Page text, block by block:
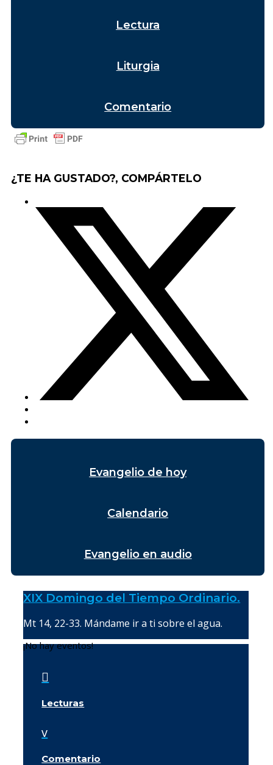
Lectura
Liturgia
Comentario
¿TE HA GUSTADO?, COMPÁRTELO
Evangelio de hoy
Calendario
Evangelio en audio
XIX Domingo del Tiempo Ordinario.
Mt 14, 22-33. Mándame ir a ti sobre el agua.
¡No hay eventos!

Lecturas
v
Comentario